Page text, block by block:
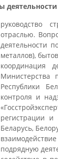
деятельности
руководство
отраслью.
деятельности
металлов),
координация
Министерства
Республики
контроля и
регистрации и
Беларусь,
подрядную